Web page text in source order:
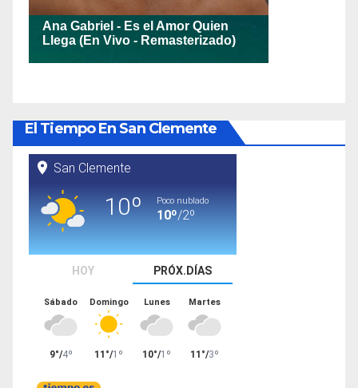
El Tiempo En San Clemente